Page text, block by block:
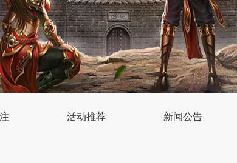
活动推荐 新闻公告